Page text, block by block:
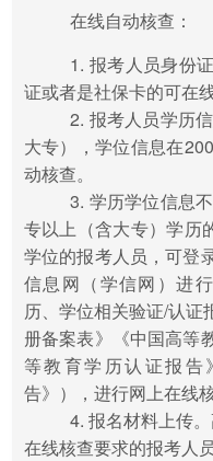
在线自动核查：
1. 报考人员身份
证或者是社保卡的可在
2. 报考人员学历
大专），学位信息在
动核查。
3. 学历学位信息
专以上（含大专）学历
学位的报考人员，可登
信息网（学信网）进
历、学位相关验证/认证
册备案表》《中国高等
等教育学历认证报
告》），进行网上在线核
4. 报名材料上传
在线核查要求的报考人